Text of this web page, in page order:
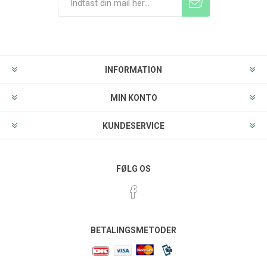
INFORMATION
MIN KONTO
KUNDESERVICE
FØLG OS
BETALINGSMETODER